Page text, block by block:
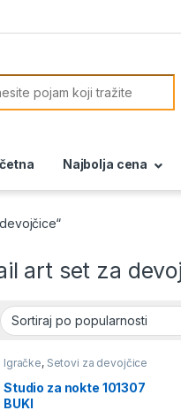
for:
Najbolja cena
art set za
Igračke, Setovi za devojčice
Studio za nokte 101307
BUKI